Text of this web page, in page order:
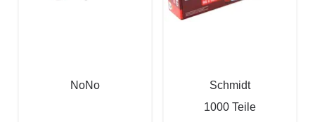
NoNo
Schmidt
1000 Teile